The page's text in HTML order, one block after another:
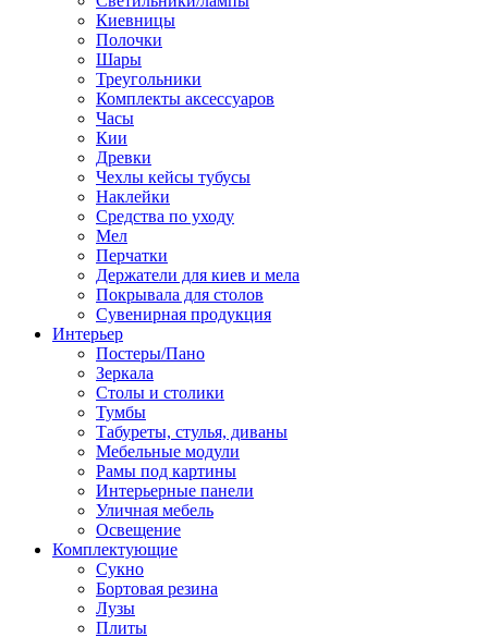
Киевницы
Полочки
Шары
Треугольники
Комплекты аксессуаров
Часы
Кии
Древки
Чехлы кейсы тубусы
Наклейки
Средства по уходу
Мел
Перчатки
Держатели для киев и мела
Покрывала для столов
Сувенирная продукция
Интерьер
Постеры/Пано
Зеркала
Столы и столики
Тумбы
Табуреты, стулья, диваны
Мебельные модули
Рамы под картины
Интерьерные панели
Уличная мебель
Освещение
Комплектующие
Сукно
Бортовая резина
Лузы
Плиты